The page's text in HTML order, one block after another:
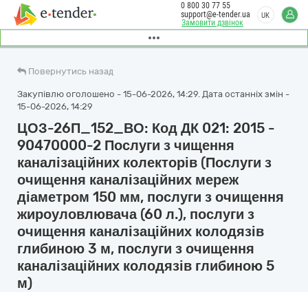
Замовити дзвінок
0 800 30 77 55
support@e-tender.ua
UK
Повернутись назад
Закупівлю оголошено - 15-06-2026, 14:29. Дата останніх змін -
15-06-2026, 14:29
ЦОЗ-26П_152_ВО: Код ДК 021: 2015 -
90470000-2 Послуги з чищення
каналізаційних колекторів (Послуги з
очищення каналізаційних мереж
діаметром 150 мм, послуги з очищення
жироуловлювача (60 л.), послуги з
очищення каналізаційних колодязів
глибиною 3 м, послуги з очищення
каналізаційних колодязів глибиною 5
м)